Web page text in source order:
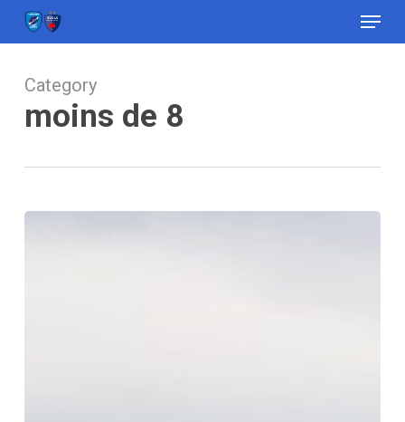
content
Menu
Category
moins de 8